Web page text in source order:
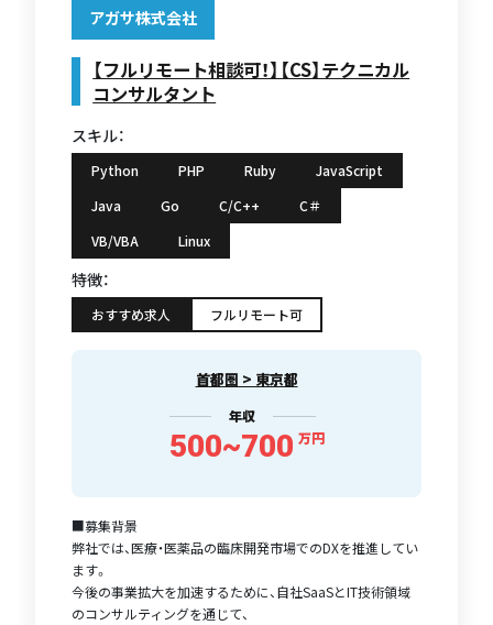
アガサ株式会社
【フルリモート相談可！】【CS】テクニカル
コンサルタント
スキル：
Python PHP Ruby
JavaScript
Java
Go C/C++
C＃
VB/VBA
Linux
特徴：
おすすめ求人 フルリモート可
首都圏 > 東京都
年収
500~700 万円
■募集背景
弊社では、医療・医薬品の臨床開発市場でのDXを推進してい
ます。
今後の事業拡大を加速するために、自社SaaSとIT技術領域
のコンサルティングを通じて、